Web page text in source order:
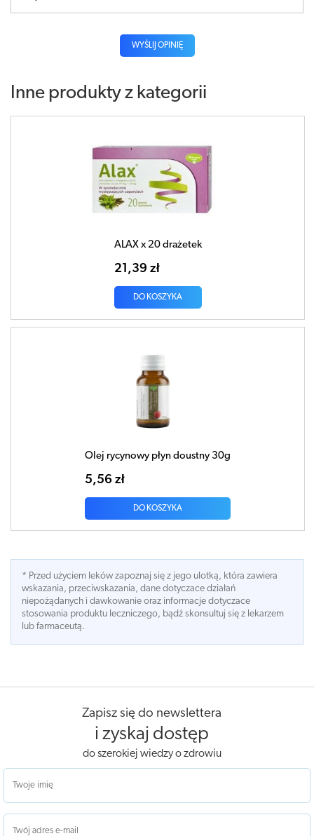
WYŚLIJ OPINIĘ
Inne produkty z kategorii
ALAX x 20 drażetek
21,39 zł
DO KOSZYKA
Olej rycynowy płyn doustny 30g
5,56 zł
DO KOSZYKA
* Przed użyciem leków zapoznaj się z jego ulotką, która zawiera
wskazania, przeciwskazania, dane dotyczace działań
niepożądanych i dawkowanie oraz informacje dotyczace
stosowania produktu leczniczego, bądź skonsultuj się z lekarzem
lub farmaceutą.
Zapisz się do newslettera
i zyskaj dostęp
do szerokiej wiedzy o zdrowiu